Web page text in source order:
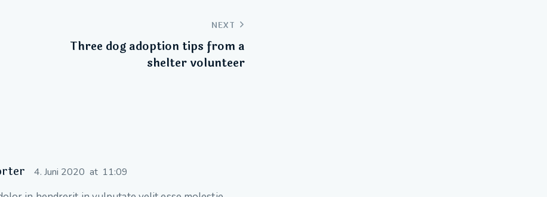
NEXT
Three dog adoption tips from a
shelter volunteer
4. Juni 2020 at 11:09